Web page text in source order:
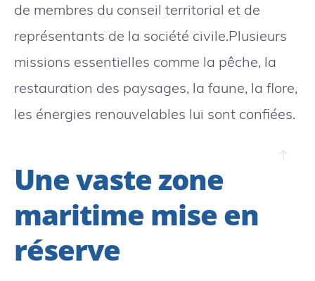
de membres du conseil territorial et de
représentants de la société civile.Plusieurs
missions essentielles comme la pêche, la
restauration des paysages, la faune, la flore,
les énergies renouvelables lui sont confiées.
Une vaste zone
maritime mise en
réserve